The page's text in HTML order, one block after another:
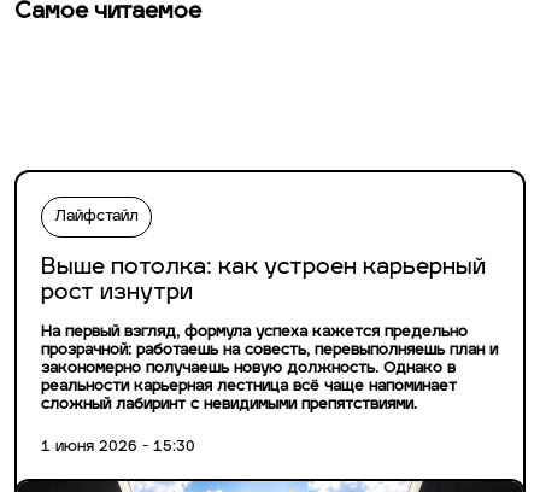
Самое читаемое
Лайфстайл
Выше потолка: как устроен карьерный
рост изнутри
На первый взгляд, формула успеха кажется предельно
прозрачной: работаешь на совесть, перевыполняешь план и
закономерно получаешь новую должность. Однако в
реальности карьерная лестница всё чаще напоминает
сложный лабиринт с невидимыми препятствиями.
1 июня 2026 - 15:30